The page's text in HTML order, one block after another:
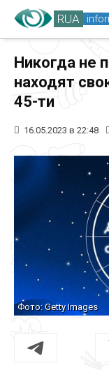
RUA
Никогда не
находят
45-ти
16.05.2023 в 22:48
Фото: Getty Images